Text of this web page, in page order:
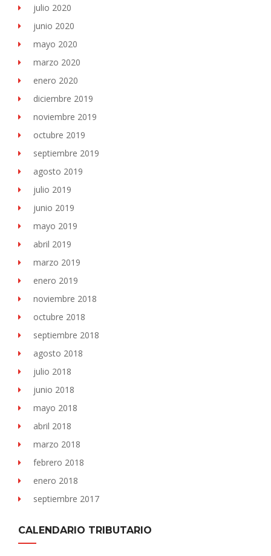
julio 2020
junio 2020
mayo 2020
marzo 2020
enero 2020
diciembre 2019
noviembre 2019
octubre 2019
septiembre 2019
agosto 2019
julio 2019
junio 2019
mayo 2019
abril 2019
marzo 2019
enero 2019
noviembre 2018
octubre 2018
septiembre 2018
agosto 2018
julio 2018
junio 2018
mayo 2018
abril 2018
marzo 2018
febrero 2018
enero 2018
septiembre 2017
CALENDARIO TRIBUTARIO